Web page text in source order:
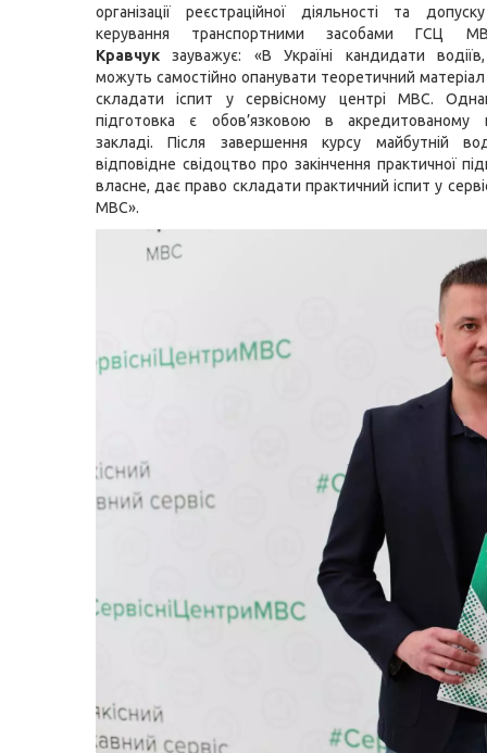
організації реєстраційної діяльності та
керування транспортними засобами ГСЦ
Кравчук зауважує: «В Україні кандидати
можуть самостійно опанувати теоретичний матеріал
складати іспит у сервісному центрі МВС.
підготовка є обов’язковою в акредитованому
закладі. Після завершення курсу майбутній
відповідне свідоцтво про закінчення практичної
власне, дає право складати практичний іспит у
МВС».